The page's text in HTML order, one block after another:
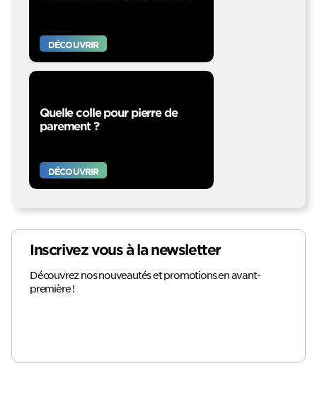
DÉCOUVRIR
Quelle colle pour pierre de
parement ?
DÉCOUVRIR
Inscrivez vous à la newsletter
Découvrez nos nouveautés et promotions en avant-
première !